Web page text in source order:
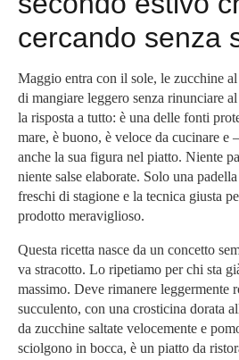
cercando senza
Maggio entra con il sole, le zucchine
di mangiare leggero senza rinunciare
la risposta a tutto: è una delle fonti
mare, è buono, è veloce da cucinare
anche la sua figura nel piatto. Niente
niente salse elaborate. Solo una
freschi di stagione e la tecnica giusta
prodotto meraviglioso.
Questa ricetta nasce da un concetto
va stracotto. Lo ripetiamo per chi sta
massimo. Deve rimanere leggermente
succulento, con una crosticina dorata
da zucchine saltate velocemente e
sciolgono in bocca, è un piatto da